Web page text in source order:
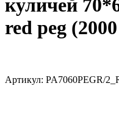
куличей
red peg
Артикул: PA7060PEGR/